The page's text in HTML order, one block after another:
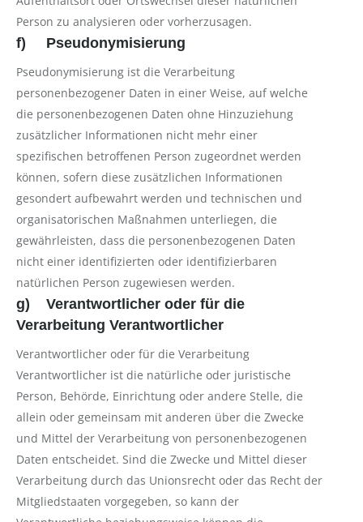
Person zu analysieren oder vorherzusagen.
f) Pseudonymisierung
Pseudonymisierung ist die Verarbeitung
personenbezogener Daten in einer Weise, auf welche
die personenbezogenen Daten ohne Hinzuziehung
zusätzlicher Informationen nicht mehr einer
spezifischen betroffenen Person zugeordnet werden
können, sofern diese zusätzlichen Informationen
gesondert aufbewahrt werden und technischen und
organisatorischen Maßnahmen unterliegen, die
gewährleisten, dass die personenbezogenen Daten
nicht einer identifizierten oder identifizierbaren
natürlichen Person zugewiesen werden.
g) Verantwortlicher oder für die
Verarbeitung Verantwortlicher
Verantwortlicher oder für die Verarbeitung
Verantwortlicher ist die natürliche oder juristische
Person, Behörde, Einrichtung oder andere Stelle, die
allein oder gemeinsam mit anderen über die Zwecke
und Mittel der Verarbeitung von personenbezogenen
Daten entscheidet. Sind die Zwecke und Mittel dieser
Verarbeitung durch das Unionsrecht oder das Recht der
Mitgliedstaaten vorgegeben, so kann der